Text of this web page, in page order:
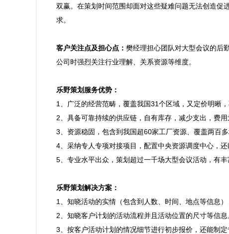
双赢。在策划时间范围却面对这些疑难问题无法创造促
求。
客户关注点及担心点： 樊经理担心团队对大型会议的后
公司时强烈关注行业理解、关系资源等维度。
乐野策划服务优势：
1、广泛的经营范畴，覆盖我国31个区域，又定价明晰，
2、具备可靠持续的供应链，自有库存，减少支出，费用
3、资源稳固，包含到我国超60家工厂资源、覆盖两百
4、采纳专人专项对接项目，配置中央资源调度中心，
5、专业水平出众，策划超过一千场大型会议活动，有
乐野策划解决方案：
1、知晓活动的实情（包含到人数、时间、地点等信息）
2、知晓客户计划的活动流程并且活动位置的尺寸等信息
3、按客户活动计划的情况细节进行初步报价，还能制定